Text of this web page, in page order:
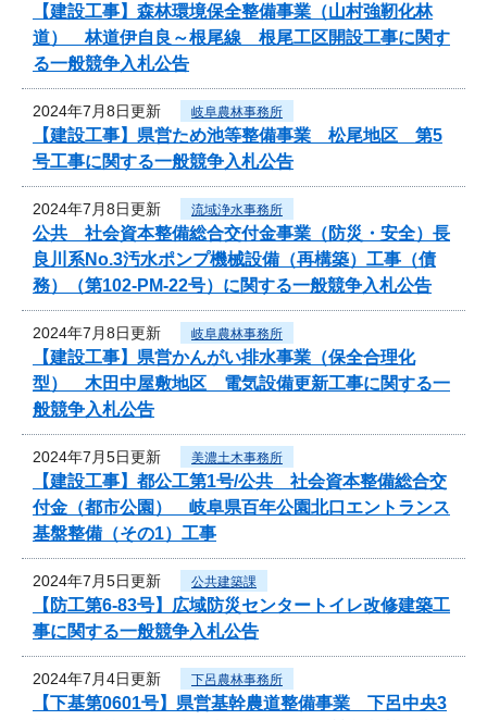
【建設工事】森林環境保全整備事業（山村強靭化林
道） 林道伊自良～根尾線 根尾工区開設工事に関す
る一般競争入札公告
2024年7月8日更新 岐阜農林事務所
【建設工事】県営ため池等整備事業 松尾地区 第5
号工事に関する一般競争入札公告
2024年7月8日更新 流域浄水事務所
公共 社会資本整備総合交付金事業（防災・安全）長
良川系No.3汚水ポンプ機械設備（再構築）工事（債
務）（第102-PM-22号）に関する一般競争入札公告
2024年7月8日更新 岐阜農林事務所
【建設工事】県営かんがい排水事業（保全合理化
型） 木田中屋敷地区 電気設備更新工事に関する一
般競争入札公告
2024年7月5日更新 美濃土木事務所
【建設工事】都公工第1号/公共 社会資本整備総合交
付金（都市公園） 岐阜県百年公園北口エントランス
基盤整備（その1）工事
2024年7月5日更新 公共建築課
【防工第6-83号】広域防災センタートイレ改修建築工
事に関する一般競争入札公告
2024年7月4日更新 下呂農林事務所
【下基第0601号】県営基幹農道整備事業 下呂中央3